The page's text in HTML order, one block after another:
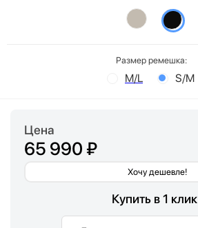
Размер ремешка:
M/L S/M
Цена
65 990 ₽
Хочу дешевле!
Купить в 1 клик